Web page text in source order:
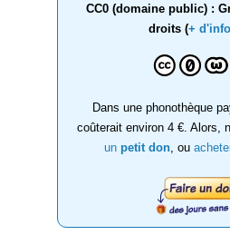
CC0 (domaine public) :
droits (+
Dans une phonothèque
coûterait environ 4 €. Alors,
un petit don , ou